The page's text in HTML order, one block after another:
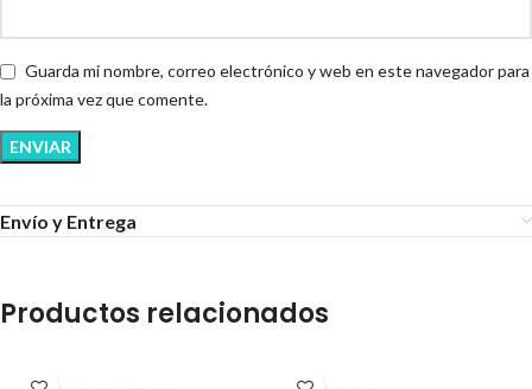
Guarda mi nombre, correo electrónico y web en este navegador para
la próxima vez que comente.
Envío y Entrega
Productos relacionados